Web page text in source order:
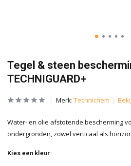
Tegel & steen
TECHNIGUARD+
Merk: Technichem
Water- en olie afstotende bescherming
ondergronden, zowel verticaal als
Kies een kleur: